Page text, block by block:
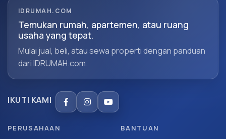
IDRUMAH.COM
Temukan rumah, apartemen, atau ruang
usaha yang tepat.
Mulai jual, beli, atau sewa properti dengan panduan
dari IDRUMAH.com.
IKUTI KAMI
PERUSAHAAN BANTUAN